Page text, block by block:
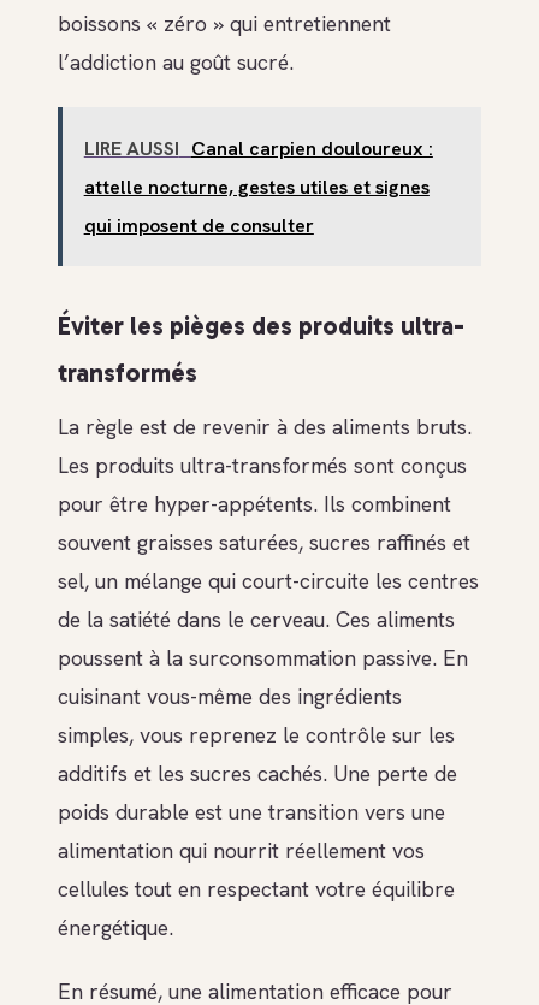
boissons « zéro » qui entretiennent
l’addiction au goût sucré.
LIRE AUSSI Canal carpien douloureux :
attelle nocturne, gestes utiles et signes
qui imposent de consulter
Éviter les pièges des produits ultra-
transformés
La règle est de revenir à des aliments bruts.
Les produits ultra-transformés sont conçus
pour être hyper-appétents. Ils combinent
souvent graisses saturées, sucres raffinés et
sel, un mélange qui court-circuite les centres
de la satiété dans le cerveau. Ces aliments
poussent à la surconsommation passive. En
cuisinant vous-même des ingrédients
simples, vous reprenez le contrôle sur les
additifs et les sucres cachés. Une perte de
poids durable est une transition vers une
alimentation qui nourrit réellement vos
cellules tout en respectant votre équilibre
énergétique.
En résumé, une alimentation efficace pour